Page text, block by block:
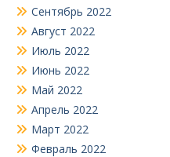
Сентябрь 2022
Август 2022
Июль 2022
Июнь 2022
Май 2022
Апрель 2022
Март 2022
Февраль 2022